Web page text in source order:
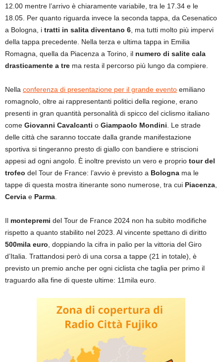
12.00 mentre l’arrivo è chiaramente variabile, tra le 17.34 e le
18.05. Per quanto riguarda invece la seconda tappa, da Cesenatico
a Bologna, i tratti in salita diventano 6 , ma tutti molto più impervi
della tappa precedente. Nella terza e ultima tappa in Emilia
Romagna, quella da Piacenza a Torino, il numero di salite cala
drasticamente a tre ma resta il percorso più lungo da compiere.
Nella conferenza di presentazione per il grande evento emiliano
romagnolo, oltre ai rappresentanti politici della regione, erano
presenti in gran quantità personalità di spicco del ciclismo italiano
come Giovanni Cavalcanti o Giampaolo Mondini . Le strade
delle città che saranno toccate dalla grande manifestazione
sportiva si tingeranno presto di giallo con bandiere e striscioni
appesi ad ogni angolo. È inoltre previsto un vero e proprio tour del
trofeo del Tour de France: l’avvio è previsto a Bologna ma le
tappe di questa mostra itinerante sono numerose, tra cui Piacenza
Cervia e Parma
Il montepremi del Tour de France 2024 non ha subito modifiche
rispetto a quanto stabilito nel 2023. Al vincente spettano di diritto
500mila euro , doppiando la cifra in palio per la vittoria del Giro
d’Italia. Trattandosi però di una corsa a tappe (21 in totale), è
previsto un premio anche per ogni ciclista che taglia per primo il
traguardo alla fine di queste ultime: 11mila euro.